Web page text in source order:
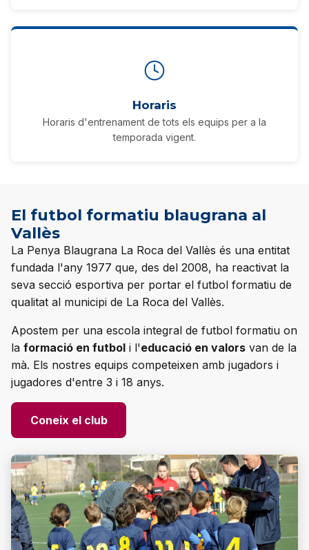
Horaris
Horaris d'entrenament de tots els equips per a la
temporada vigent.
El futbol formatiu blaugrana al
Vallès
La Penya Blaugrana La Roca del Vallès és una entitat
fundada l'any 1977 que, des del 2008, ha reactivat la
seva secció esportiva per portar el futbol formatiu de
qualitat al municipi de La Roca del Vallès.
Apostem per una escola integral de futbol formatiu on
la formació en futbol i l'educació en valors van de la
mà. Els nostres equips competeixen amb jugadors i
jugadores d'entre 3 i 18 anys.
Coneix el club